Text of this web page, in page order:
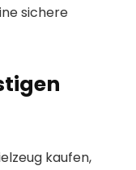
sichere
kaufen,